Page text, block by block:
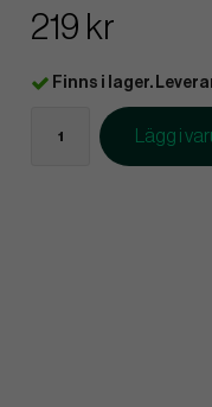
219 kr
Finns i lager.
Lägg i